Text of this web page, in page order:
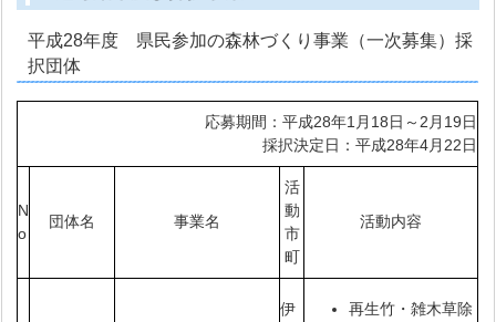
平成28年度 県民参加の森林づくり事業（一次募集）採
択団体
応募期間：平成28年1月18日～2月19日
採択決定日：平成28年4月22日
N
o
団体名 事業名
活
動
市
町
活動内容
伊
再生竹・雑木草除